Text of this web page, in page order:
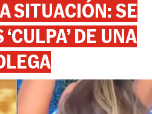
SITUACIÓN: SE
DE UNA